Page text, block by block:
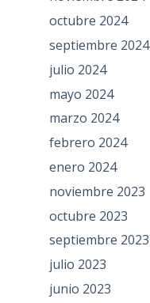
octubre 2024
septiembre 2024
julio 2024
mayo 2024
marzo 2024
febrero 2024
enero 2024
noviembre 2023
octubre 2023
septiembre 2023
julio 2023
junio 2023